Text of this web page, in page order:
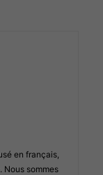
en français,
Nous sommes